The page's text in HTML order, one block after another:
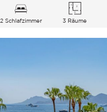
2 Schlafzimmer 3 Räume